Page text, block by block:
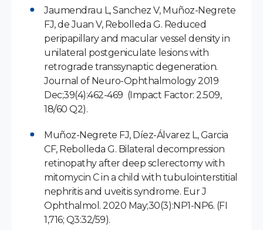
Jaumendrau L, Sanchez V, Muñoz-Negrete
FJ, de Juan V, Rebolleda G. Reduced
peripapillary and macular vessel density in
unilateral postgeniculate lesions with
retrograde transsynaptic degeneration.
Journal of Neuro-Ophthalmology 2019
Dec;39(4):462-469 (Impact Factor: 2.509,
18/60 Q2).
Muñoz-Negrete FJ, Díez-Álvarez L, Garcia
CF, Rebolleda G. Bilateral decompression
retinopathy after deep sclerectomy with
mitomycin C in a child with tubulointerstitial
nephritis and uveitis syndrome. Eur J
Ophthalmol. 2020 May;30(3):NP1-NP6. (FI
1,716; Q3:32/59).